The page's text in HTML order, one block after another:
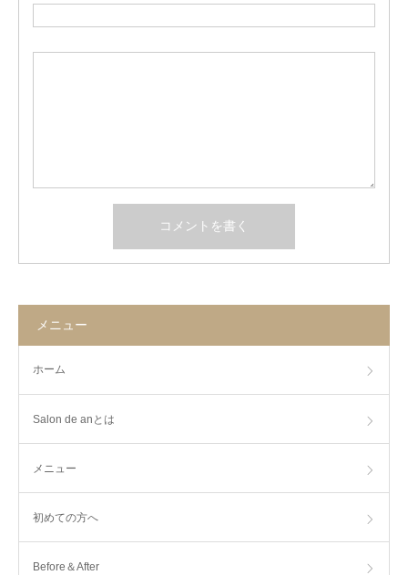
メニュー
ホーム
Salon de anとは
メニュー
初めての方へ
Before＆After